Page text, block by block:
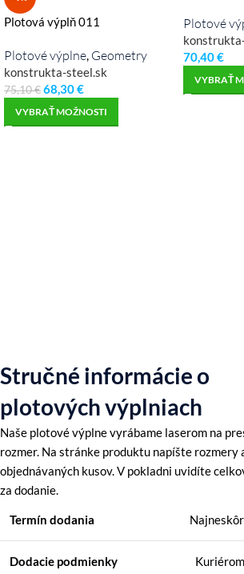
Plotová výplň 011
Plotové výplne, Geometry
konstrukta-steel.sk
75,10€68,30€
VYBRAŤ MOŽNOSTI
Plotové
70,40€
VYBRAŤ
Stručné informácie o
plotových výplniach
Naše plotové výplne vyrábame laserom na
rozmer. Na stránke produktu napíšte rozmery
objednávaných kusov. V pokladni uvidíte
za dodanie.
Termín dodania
Dodacie podmienky